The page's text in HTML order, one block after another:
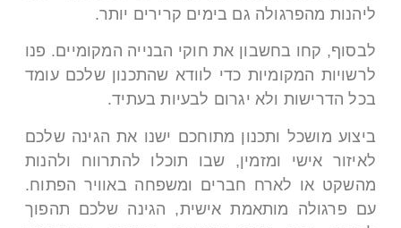
ליהנות מהפרגולה גם בימים קרירים יותר.
לבסוף, קחו בחשבון את חוקי הבנייה המקומיים. פנו
לרשויות המקומיות כדי לוודא שהתכנון שלכם עומד
בכל הדרישות ולא יגרום לבעיות בעתיד.
ביצוע מושכל ותכנון מתוחכם ישנו את הגינה שלכם
לאיזור אישי ומזמין, שבו תוכלו להתרווח ולהנות
מהשקט או לארח חברים ומשפחה באוויר הפתוח.
עם פרגולה מותאמת אישית, הגינה שלכם תהפוך